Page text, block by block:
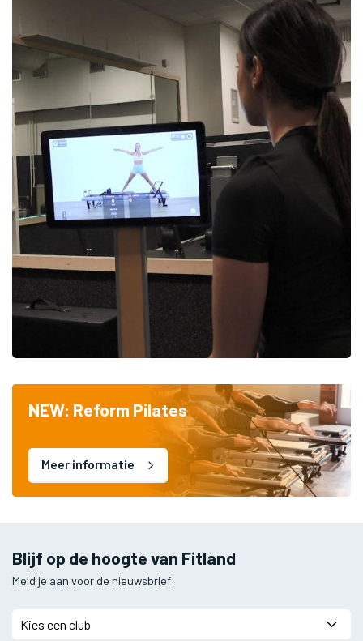
NEW: Reform Pilates
Meer informatie
Blijf op de hoogte van Fitland
Meld je aan voor de nieuwsbrief